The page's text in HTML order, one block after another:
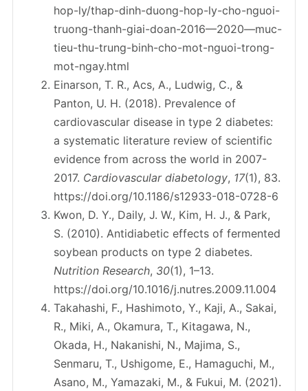
hop-ly/thap-dinh-duong-hop-ly-cho-nguoi-
truong-thanh-giai-doan-2016—2020—muc-
tieu-thu-trung-binh-cho-mot-nguoi-trong-
mot-ngay.html
Einarson, T. R., Acs, A., Ludwig, C., &
Panton, U. H. (2018). Prevalence of
cardiovascular disease in type 2 diabetes:
a systematic literature review of scientific
evidence from across the world in 2007-
2017. Cardiovascular diabetology, 17(1), 83.
https://doi.org/10.1186/s12933-018-0728-6
Kwon, D. Y., Daily, J. W., Kim, H. J., & Park,
S. (2010). Antidiabetic effects of fermented
soybean products on type 2 diabetes.
Nutrition Research, 30(1), 1–13.
https://doi.org/10.1016/j.nutres.2009.11.004
Takahashi, F., Hashimoto, Y., Kaji, A., Sakai,
R., Miki, A., Okamura, T., Kitagawa, N.,
Okada, H., Nakanishi, N., Majima, S.,
Senmaru, T., Ushigome, E., Hamaguchi, M.,
Asano, M., Yamazaki, M., & Fukui, M. (2021).